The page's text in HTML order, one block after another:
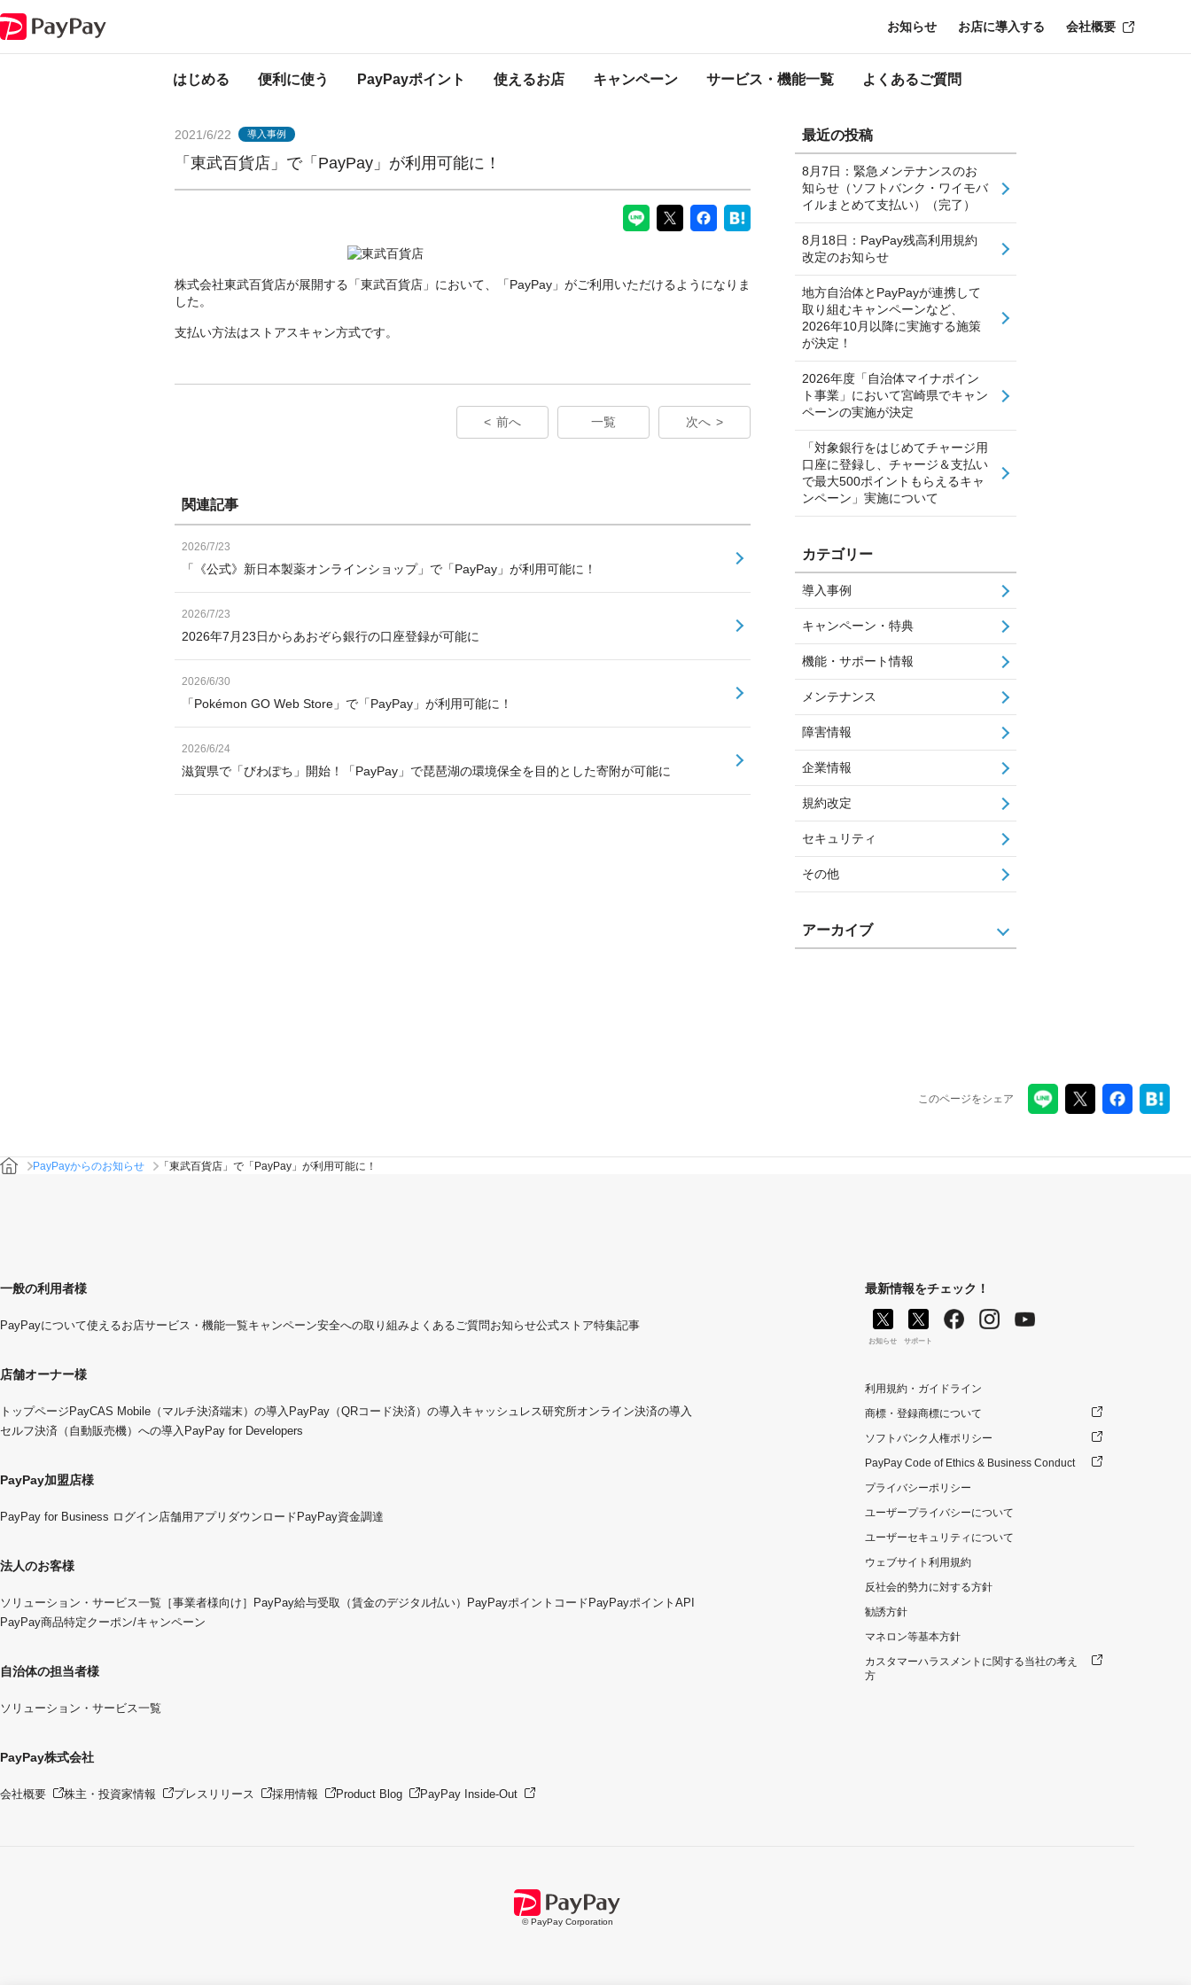
はじめる 便利に使う PayPayポイント 使えるお店 キャンペーン サービス・機能一覧 よくあるご質問
お知らせ お店に導入する 会社概要
PayPayからのお知らせ
2021/6/22 導入事例
「東武百貨店」で「PayPay」が利用可能に！
株式会社東武百貨店が展開する「東武百貨店」において、「PayPay」がご利用いただけるようになりま
した。
支払い方法はストアスキャン方式です。
前へ 一覧 次へ
関連記事
2026/7/23
「《公式》新日本製薬オンラインショップ」で「PayPay」が利用可能に！
2026/7/23
2026年7月23日からあおぞら銀行の口座登録が可能に
2026/6/30
「Pokémon GO Web Store」で「PayPay」が利用可能に！
2026/6/24
滋賀県で「びわぽち」開始！「PayPay」で琵琶湖の環境保全を目的とした寄附が可能に
最近の投稿
8月7日：緊急メンテナンスのお
知らせ（ソフトバンク・ワイモバ
イルまとめて支払い）（完了）
8月18日：PayPay残高利用規約
改定のお知らせ
地方自治体とPayPayが連携して
取り組むキャンペーンなど、
2026年10月以降に実施する施策
が決定！
2026年度「自治体マイナポイン
ト事業」において宮崎県でキャン
ペーンの実施が決定
「対象銀行をはじめてチャージ用
口座に登録し、チャージ＆支払い
で最大500ポイントもらえるキャ
ンペーン」実施について
カテゴリー
導入事例
キャンペーン・特典
機能・サポート情報
メンテナンス
障害情報
企業情報
規約改定
セキュリティ
その他
アーカイブ
このページをシェア
PayPayからのお知らせ 「東武百貨店」で「PayPay」が利用可能に！
一般の利用者様
PayPayについて使えるお店サービス・機能一覧キャンペーン安全への取り組みよくあるご質問お知らせ公式ストア特集記事
店舗オーナー様
トップページ PayCAS Mobile（マルチ決済端末）の導入 PayPay（QRコード決済）の導入 キャッシュレス研究所オンライン決済の導入
セルフ決済（自動販売機）への導入 PayPay for Developers
PayPay加盟店様
PayPay for Business ログイン店舗用アプリダウンロード PayPay資金調達
法人のお客様
ソリューション・サービス一覧 ［事業者様向け］PayPay給与受取（賃金のデジタル払い） PayPayポイントコード PayPayポイントAPI
PayPay商品特定クーポン/キャンペーン
自治体の担当者様
ソリューション・サービス一覧
PayPay株式会社
会社概要 株主・投資家情報 プレスリリース 採用情報 Product Blog PayPay Inside-Out
最新情報をチェック！
お知らせ サポート
利用規約・ガイドライン
商標・登録商標について
ソフトバンク人権ポリシー
PayPay Code of Ethics & Business Conduct
プライバシーポリシー
ユーザープライバシーについて
ユーザーセキュリティについて
ウェブサイト利用規約
反社会的勢力に対する方針
勧誘方針
マネロン等基本方針
カスタマーハラスメントに関する当社の考え
方
© PayPay Corporation